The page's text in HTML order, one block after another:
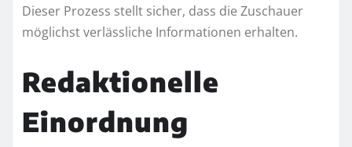
Dieser Prozess stellt sicher, dass die Zuschauer
möglichst verlässliche Informationen erhalten.
Redaktionelle
Einordnung